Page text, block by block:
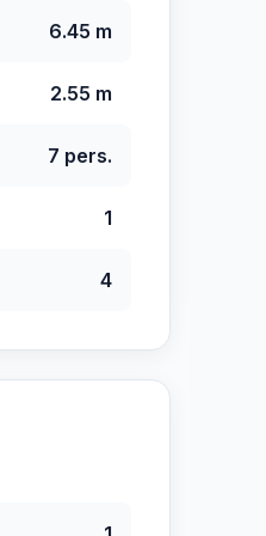
6.45 m
2.55 m
7 pers.
1
4